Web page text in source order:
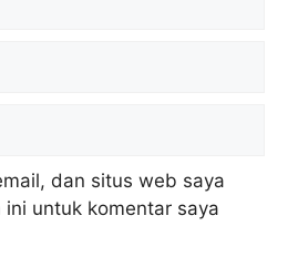
dan situs web saya
untuk komentar saya